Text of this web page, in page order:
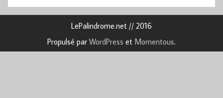
LePalindrome.net // 2016
Propulsé par WordPress et Momentous.